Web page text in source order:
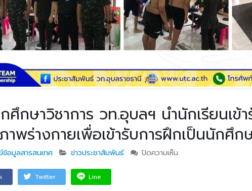
ศึกษาวิชาการ วท.อุบลฯ นำนักเรียนเข้
าพร่างกายเพื่อเข้ารับการฝึกเป็นนักศึก
ข้อมูลสารสนเทศ ข่าวประชาสัมพันธ์ ปิดความเห็น
Twitter Line